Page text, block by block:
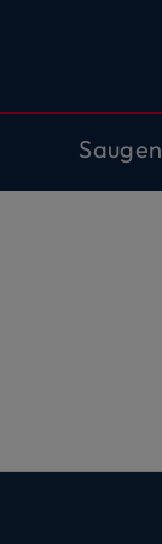
Saugen